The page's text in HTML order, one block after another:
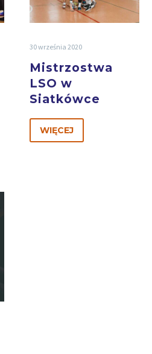
30 września 2020
Mistrzostwa
LSO w
Siatkówce
WIĘCEJ